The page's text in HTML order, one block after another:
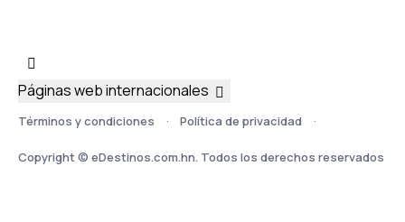
Términos y condiciones Política de privacidad
Copyright © eDestinos.com.hn. Todos los derechos reservados
Páginas web internacionales